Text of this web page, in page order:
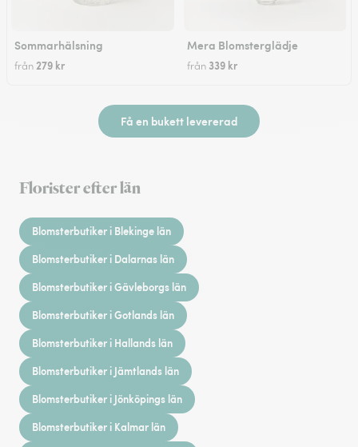
Sommarhälsning
från279 kr
Mera Blomsterglädje
från 339 kr
Få en bukett levererad
Florister efter län
Blomsterbutiker i Blekinge län
Blomsterbutiker i Dalarnas län
Blomsterbutiker i Gävleborgs län
Blomsterbutiker i Gotlands län
Blomsterbutiker i Hallands län
Blomsterbutiker i Jämtlands län
Blomsterbutiker i Jönköpings län
Blomsterbutiker i Kalmar län